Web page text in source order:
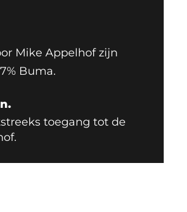
Mike Appelhof zijn
Buma.
toegang tot de